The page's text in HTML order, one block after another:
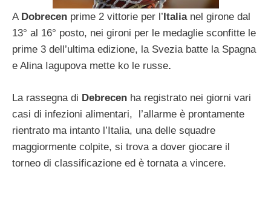
A Dobrecen prime 2 vittorie per l’Italianel girone dal
13° al 16° posto, nei gironi per le medaglie sconfitte le
prime 3 dell’ultima edizione, la Svezia batte la Spagna
e Alina Iagupova mette ko le russe.
La rassegna di Debrecen ha registrato nei giorni vari
casi di infezioni alimentari, l’allarme è prontamente
rientrato ma intanto l’Italia, una delle squadre
maggiormente colpite, si trova a dover giocare il
torneo di classificazione ed è tornata a vincere.